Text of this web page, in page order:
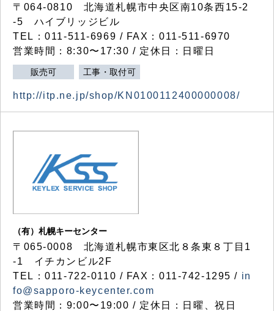
〒064-0810 北海道札幌市中央区南10条西15-2
-5 ハイブリッジビル
TEL：011-511-6969 / FAX：011-511-6970
営業時間：8:30〜17:30 / 定休日：日曜日
販売可 工事・取付可
http://itp.ne.jp/shop/KN0100112400000008/
（有）札幌キーセンター
〒065-0008 北海道札幌市東区北８条東８丁目1
-1 イチカンビル2F
TEL：011-722-0110 / FAX：011-742-1295 / in
fo@sapporo-keycenter.com
営業時間：9:00〜19:00 / 定休日：日曜、祝日